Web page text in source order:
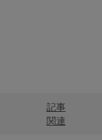
記事
関連